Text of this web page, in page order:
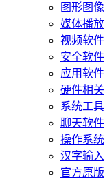
图形图像
媒体播放
视频软件
安全软件
应用软件
硬件相关
系统工具
聊天软件
操作系统
汉字输入
官方原版